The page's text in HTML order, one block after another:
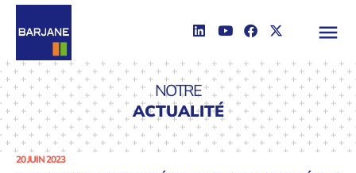
NOTRE
ACTUALITÉ
20 JUIN 2023